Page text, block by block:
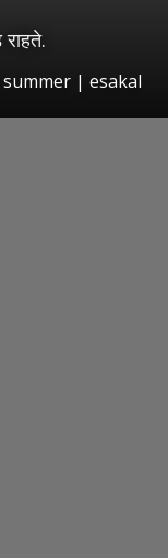
| esakal